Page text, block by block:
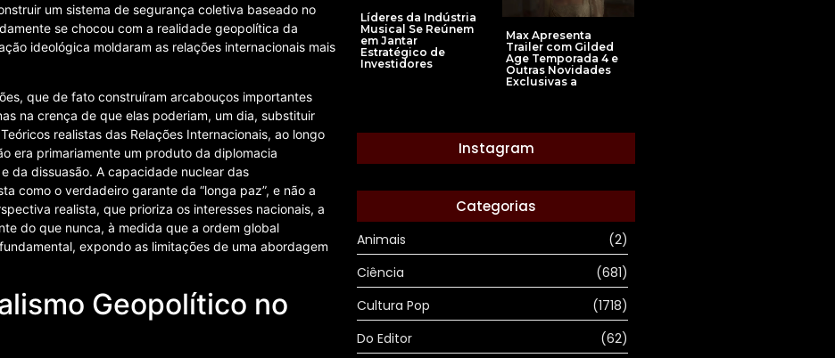
um sistema de segurança coletiva baseado no
se chocou com a realidade geopolítica da
ideológica moldaram as relações internacionais mais
que de fato construíram arcabouços importantes
na crença de que elas poderiam, um dia, substituir
realistas das Relações Internacionais, ao longo
era primariamente um produto da diplomacia
da dissuasão. A capacidade nuclear das
como o verdadeiro garante da “longa paz”, e não a
realista, que prioriza os interesses nacionais, a
do que nunca, à medida que a ordem global
expondo as limitações de uma abordagem
Geopolítico no
Líderes da Indústria
Musical Se Reúnem
em Jantar
Estratégico de
Investidores
Max Apresenta
Trailer com Gilded
Age Temporada 4 e
Outras Novidades
Exclusivas a
Instagram
Categorias
Animais
(2)
Ciência
(681)
Cultura Pop
(1718)
Do Editor
(62)